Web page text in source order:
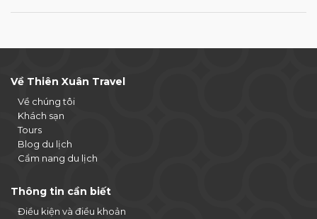
Về Thiên Xuân Travel
Về chúng tôi
Khách sạn
Tours
Blog du lịch
Cẩm nang du lịch
Thông tin cần biết
Điều kiện và điều khoản